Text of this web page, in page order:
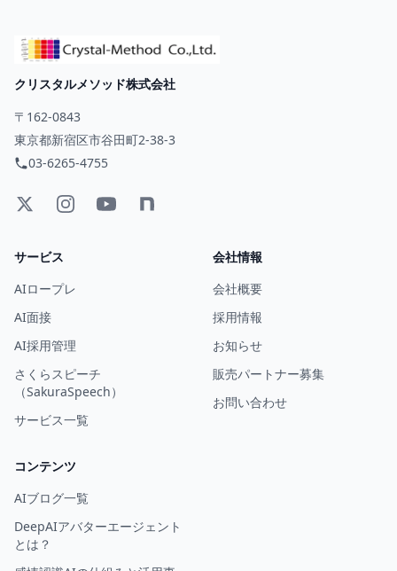
クリスタルメソッド株式会社
〒162-0843
東京都新宿区市谷田町2-38-3
03-6265-4755
サービス
AIロープレ
AI面接
AI採用管理
さくらスピーチ
（SakuraSpeech）
サービス一覧
会社情報
会社概要
採用情報
お知らせ
販売パートナー募集
お問い合わせ
コンテンツ
AIブログ一覧
DeepAIアバターエージェント
とは？